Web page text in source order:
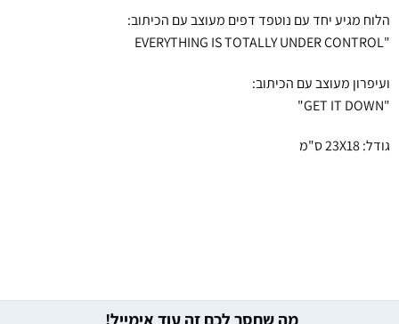
הלוח מגיע יחד עם נוטפד דפים מעוצב עם הכיתוב:
"EVERYTHING IS TOTALLY UNDER CONTROL
ועיפרון מעוצב עם הכיתוב:
"GET IT DOWN"
גודל: 23X18 ס"מ